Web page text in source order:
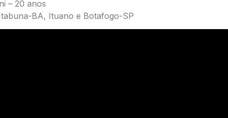
– 20 anos
BA, Ituano e Botafogo-SP